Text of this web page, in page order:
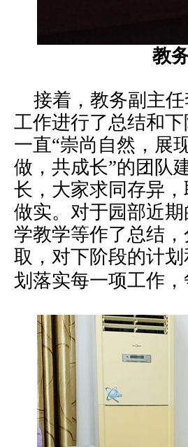
教
接着，教务副主
工作进行了总结和
一直“崇尚自然，展
做，共成长”的团队
长，大家求同存异
做实。对于园部近
学教学等作了总结
取，对下阶段的计
划落实每一项工作，